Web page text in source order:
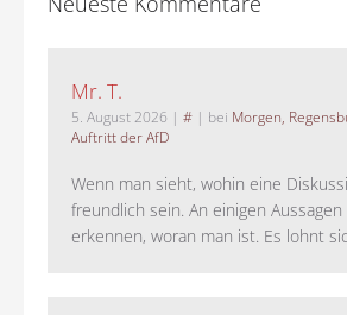
Mr. T.
5. August 2026 | # | bei Morgen,
Auftritt der AfD
Wenn man sieht, wohin eine
freundlich sein. An einigen
erkennen, woran man ist. Es lohnt